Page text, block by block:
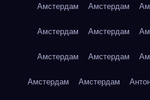
Амстердам Амстердам
Амстердам Амстердам
Амстердам Амстердам
Амстердам Амстердам